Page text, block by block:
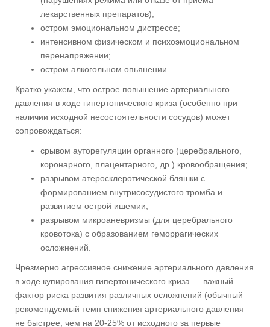
лекарственных препаратов);
остром эмоциональном дистрессе;
интенсивном физическом и психоэмоциональном
перенапряжении;
остром алкогольном опьянении.
Кратко укажем, что острое повышение артериального
давления в ходе гипертонического криза (особенно при
наличии исходной несостоятельности сосудов) может
сопровождаться:
срывом ауторегуляции органного (церебрального,
коронарного, плацентарного, др.) кровообращения;
разрывом атеросклеротической бляшки с
формированием внутрисосудистого тромба и
развитием острой ишемии;
разрывом микроаневризмы (для церебрального
кровотока) с образованием геморрагических
осложнений.
Чрезмерно агрессивное снижение артериального давления
в ходе купирования гипертонического криза — важный
фактор риска развития различных осложнений (обычный
рекомендуемый темп снижения артериального давления —
не быстрее, чем на 20-25% от исходного за первые